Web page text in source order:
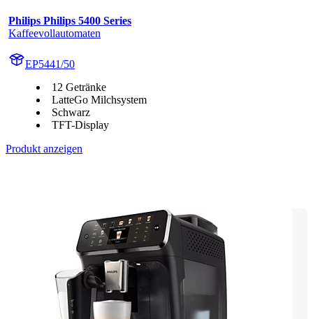
Philips Philips 5400 Series
Kaffeevollautomaten
EP5441/50
12 Getränke
LatteGo Milchsystem
Schwarz
TFT-Display
Produkt anzeigen